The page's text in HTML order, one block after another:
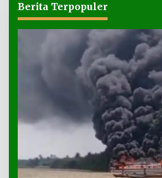
Berita Terpopuler